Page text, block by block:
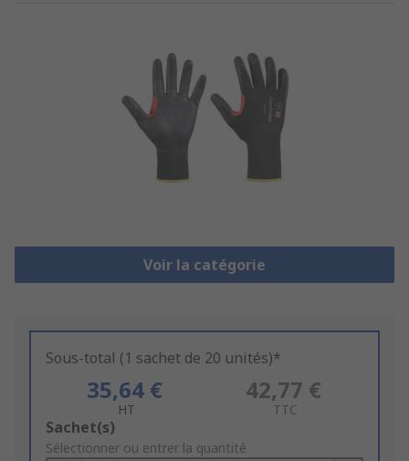
Voir la catégorie
Sous-total (1 sachet de 20 unités)*
35,64 €
HT
42,77 €
TTC
Add
to
Sachet(s)
Sélectionner ou entrer la quantité